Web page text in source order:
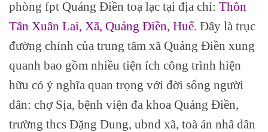
phòng fpt Quảng Điền toạ lạc tại địa chỉ: Thôn
Tân Xuân Lai, Xã, Quảng Điền, Huế. Đây là trục
đường chính của trung tâm xã Quảng Điền xung
quanh bao gồm nhiều tiện ích công trình hiện
hữu có ý nghĩa quan trọng với đời sống người
dân: chợ Sịa, bệnh viện đa khoa Quảng Điền,
trường thcs Đặng Dung, ubnd xã, toà án nhâ dân